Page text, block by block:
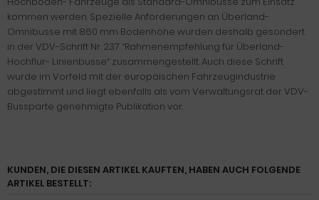
kommen werden. Spezielle Anforderungen an Überland-
Omnibusse mit 860 mm Bodenhöhe wurden deshalb gesondert
in der VDV-Schrift Nr. 237 “Rahmenempfehlung für Überland-
Hochflur- Linienbusse“ zusammengestellt. Auch diese Schrift
wurde im Vorfeld mit der europäischen Fahrzeugindustrie
abgestimmt und liegt ebenfalls als vom Verwaltungsrat der VDV-
Bussparte genehmigte Publikation vor.
KUNDEN, DIE DIESEN ARTIKEL KAUFTEN, HABEN AUCH FOLGENDE
ARTIKEL BESTELLT: